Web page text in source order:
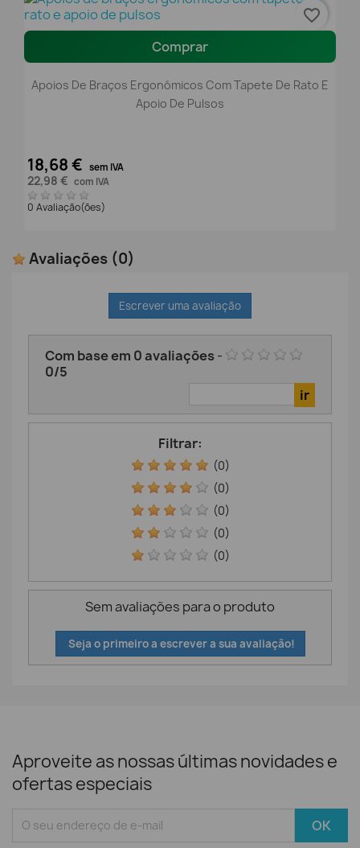
Comprar
Apoios De Braços Ergonómicos Com Tapete De Rato E
Apoio De Pulsos
18,68 € sem IVA
22,98 € com IVA
0 Avaliação(ões)
favorite_border
Avaliações (0)
Escrever uma avaliação
Com base em 0avaliações-
0/5
Filtrar:
(0)
(0)
(0)
(0)
(0)
Sem avaliações para o produto
Seja o primeiro a escrever a sua avaliação!
Aproveite as nossas últimas novidades e
ofertas especiais